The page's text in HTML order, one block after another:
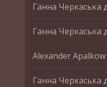
Ганна Черкаська
Ганна Черкаська
Alexander Apalkow
Ганна Черкаська